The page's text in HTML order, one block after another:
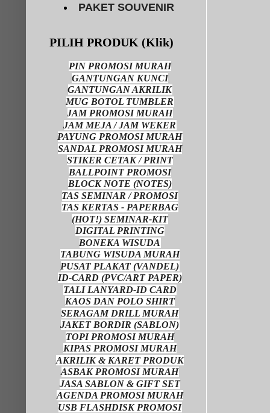
PAKET SOUVENIR
PILIH PRODUK (Klik)
PIN PROMOSI MURAH
GANTUNGAN KUNCI
GANTUNGAN AKRILIK
MUG BOTOL TUMBLER
JAM PROMOSI MURAH
JAM MEJA / JAM WEKER
PAYUNG PROMOSI MURAH
SANDAL PROMOSI MURAH
STIKER CETAK / PRINT
BALLPOINT PROMOSI
BLOCK NOTE (NOTES)
TAS SEMINAR / PROMOSI
TAS KERTAS - PAPERBAG
(HOT!) SEMINAR-KIT
DIGITAL PRINTING
BONEKA WISUDA
TABUNG WISUDA MURAH
PUSAT PLAKAT (VANDEL)
ID-CARD (PVC/ART PAPER)
TALI LANYARD-ID CARD
KAOS DAN POLO SHIRT
SERAGAM DRILL MURAH
JAKET BORDIR (SABLON)
TOPI PROMOSI MURAH
KIPAS PROMOSI MURAH
AKRILIK & KARET PRODUK
ASBAK PROMOSI MURAH
JASA SABLON & GIFT SET
AGENDA PROMOSI MURAH
USB FLASHDISK PROMOSI